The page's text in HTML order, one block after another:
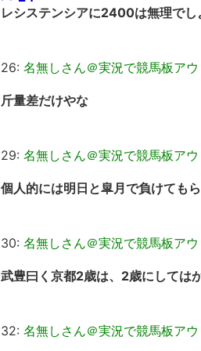
レシステンシアに2400は無理でし
26: 名無しさん＠実況で競馬板ア
斤量差だけやな
29: 名無しさん＠実況で競馬板ア
個人的には明日と皐月で負けても
30: 名無しさん＠実況で競馬板ア
武豊曰く京都2歳は、2歳にしては
32: 名無しさん＠実況で競馬板ア